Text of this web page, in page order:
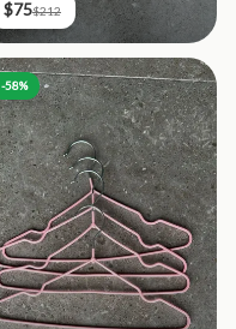
$75$212
-58%